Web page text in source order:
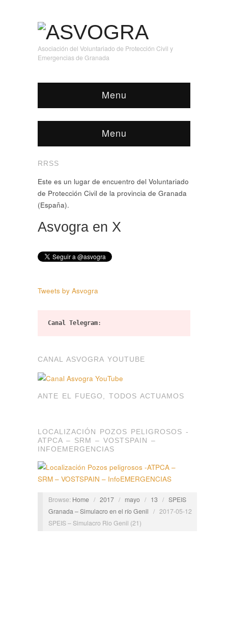
Asociación del Voluntariado de Protección Civil y
Emergencias de Granada
Menu
Menu
RRSS
Este es un lugar de encuentro del Voluntariado
de Protección Civil de la provincia de Granada
(España).
Asvogra en X
Tweets by Asvogra
Canal Telegram:
CANAL ASVOGRA YOUTUBE
ANTE EL FUEGO, TODOS ACTUAMOS
LOCALIZACIÓN POZOS PELIGROSOS -
ATPCA – SRM – VOSTSPAIN –
INFOEMERGENCIAS
Browse: Home / 2017 / mayo / 13 / SPEIS
Granada – Simulacro en el río Genil / 2017-05-12
SPEIS – Simulacro Rio Genil (21)